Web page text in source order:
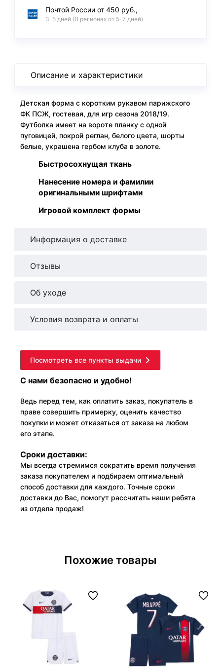
Почтой России от 450 руб.,
3-5 дней (В регионах от 5-7 дней)
Описание и характеристики
Детская форма с коротким рукавом парижского
ФК ПСЖ, гостевая, для игр сезона 2018/19.
Футболка имеет на вороте планку с одной
пуговицей, покрой реглан, белого цвета, шорты
белые, украшена гербом клуба в золоте.
Быстросохнущая ткань
Нанесение номера и фамилии
оригинальными шрифтами
Игровой комплект формы
Информация о доставке
Отзывы
Об уходе
Условия возврата и оплаты
Посмотреть все пункты выдачи
С нами безопасно и удобно!
Ведь перед тем, как оплатить заказ, покупатель в
праве совершить примерку, оценить качество
покупки и может отказаться от заказа на любом
его этапе.
Сроки доставки:
Мы всегда стремимся сократить время получения
заказа покупателем и подбираем оптимальный
способ доставки для каждого. Точные сроки
доставки до Вас, помогут рассчитать наши ребята
из отдела продаж!
Похожие товары